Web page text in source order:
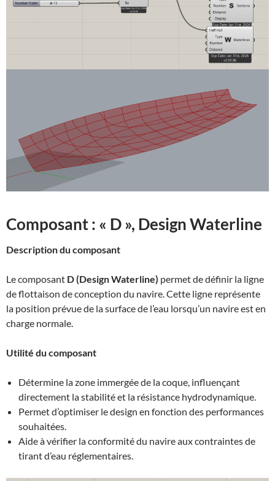
Composant : « D », Design Waterline
Description du composant
Le composant D (Design Waterline) permet de définir la ligne
de flottaison de conception du navire. Cette ligne représente
la position prévue de la surface de l’eau lorsqu’un navire est en
charge normale.
Utilité du composant
Détermine la zone immergée de la coque, influençant
directement la stabilité et la résistance hydrodynamique.
Permet d’optimiser le design en fonction des performances
souhaitées.
Aide à vérifier la conformité du navire aux contraintes de
tirant d’eau réglementaires.